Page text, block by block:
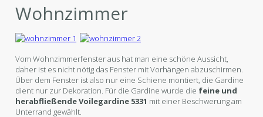
Wohnzimmer
Vom Wohnzimmerfenster aus hat man eine schöne Aussicht,
daher ist es nicht nötig das Fenster mit Vorhängen abzuschirmen.
Über dem Fenster ist also nur eine Schiene montiert, die Gardine
dient nur zur Dekoration. Für die Gardine wurde die feine und
herabfließende Voilegardine 5331 mit einer Beschwerung am
Unterrand gewählt.